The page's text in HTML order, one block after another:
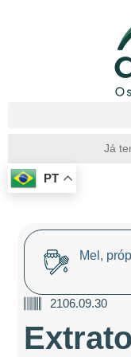
Já
PT
Mel,
2106.09.30